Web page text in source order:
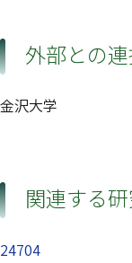
外部との
金沢大学
関連する
24704